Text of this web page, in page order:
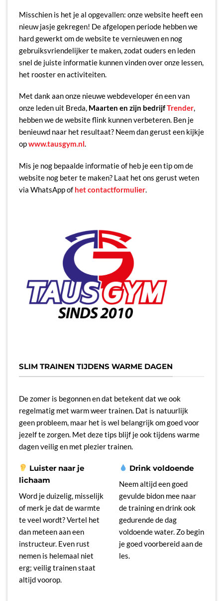
Misschien is het je al opgevallen: onze website heeft een
nieuw jasje gekregen! De afgelopen periode hebben we
hard gewerkt om de website te vernieuwen en nog
gebruiksvriendelijker te maken, zodat ouders en leden
snel de juiste informatie kunnen vinden over onze lessen,
het rooster en activiteiten.
Met dank aan onze nieuwe webdeveloper én een van
onze leden uit Breda, Maarten en zijn bedrijfTrender,
hebben we de website flink kunnen verbeteren. Ben je
benieuwd naar het resultaat? Neem dan gerust een kijkje
opwww.tausgym.nl.
Mis je nog bepaalde informatie of heb je een tip om de
website nog beter te maken? Laat het ons gerust weten
via WhatsApp of het contactformulier.
SLIM TRAINEN TIJDENS WARME DAGEN
De zomer is begonnen en dat betekent dat we ook
regelmatig met warm weer trainen. Dat is natuurlijk
geen probleem, maar het is wel belangrijk om goed voor
jezelf te zorgen. Met deze tips blijf je ook tijdens warme
dagen veilig en met plezier trainen.
Luister naar je
lichaam
Word je duizelig, misselijk
of merk je dat de warmte
te veel wordt? Vertel het
dan meteen aan een
instructeur. Even rust
nemen is helemaal niet
erg; veilig trainen staat
altijd voorop.
Drink voldoende
Neem altijd een goed
gevulde bidon mee naar
de training en drink ook
gedurende de dag
voldoende water. Zo begin
je goed voorbereid aan de
les.